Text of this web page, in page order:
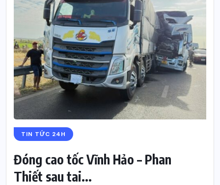
TIN TỨC 24H
Đóng cao tốc Vĩnh Hảo – Phan
Thiết sau tai...